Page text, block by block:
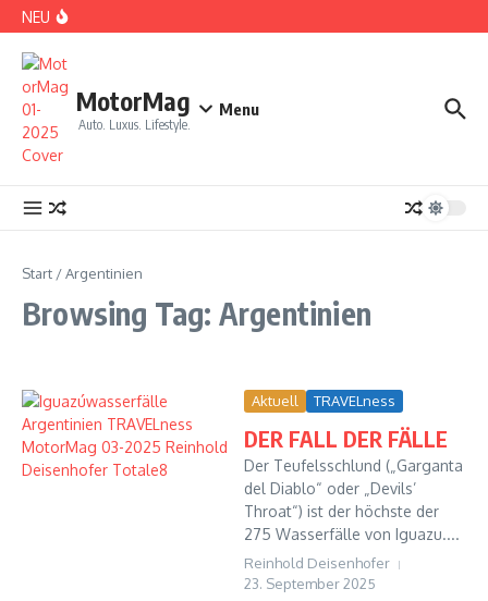
Zum Inhalt springen
NEU
CDE 2026: High Class Event in München
MotorMag
Auto. Luxus. Lifestyle.
Menu
Start /Argentinien
Browsing Tag: Argentinien
Aktuell TRAVELness
DER FALL DER FÄLLE
Der Teufelsschlund („Garganta
del Diablo“ oder „Devils’
Throat“) ist der höchste der
275 Wasserfälle von Iguazu....
Reinhold Deisenhofer
23. September 2025